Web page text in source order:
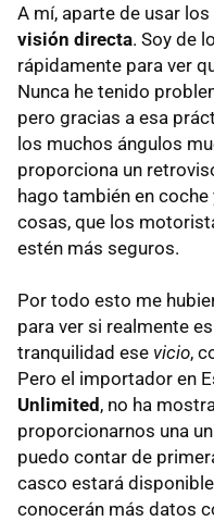
A mí, aparte de usar
visión directa. Soy de
rápidamente para ver
Nunca he tenido
pero gracias a esa
los muchos ángulos
proporciona un
hago también en
cosas, que los
estén más seguros.
Por todo esto me
para ver si realmente
tranquilidad ese vicio,
Pero el importador en
Unlimited, no ha
proporcionarnos una
puedo contar de
casco estará
conocerán más datos